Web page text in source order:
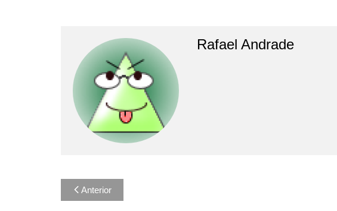
Rafael Andrade
Navegação
de
Anterior